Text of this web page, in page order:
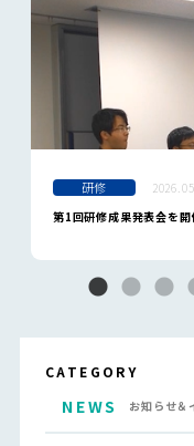
CATEGORY
NEWS お知らせ＆
研修
第1回研修成果発表会を開